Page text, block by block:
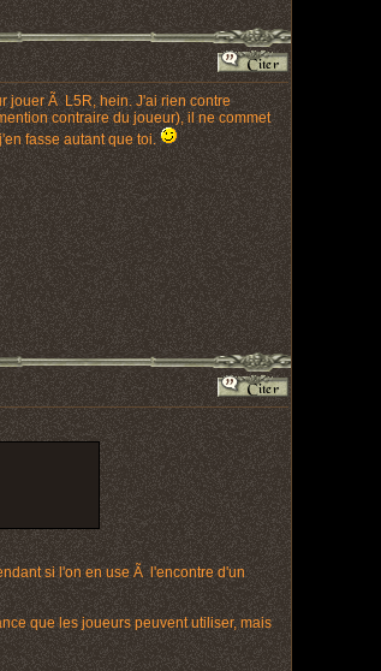
jouer Ã L5R, hein. J'ai rien contre
contraire du joueur), il ne commet
fasse autant que toi.
si l'on en use Ã l'encontre d'un
que les joueurs peuvent utiliser, mais